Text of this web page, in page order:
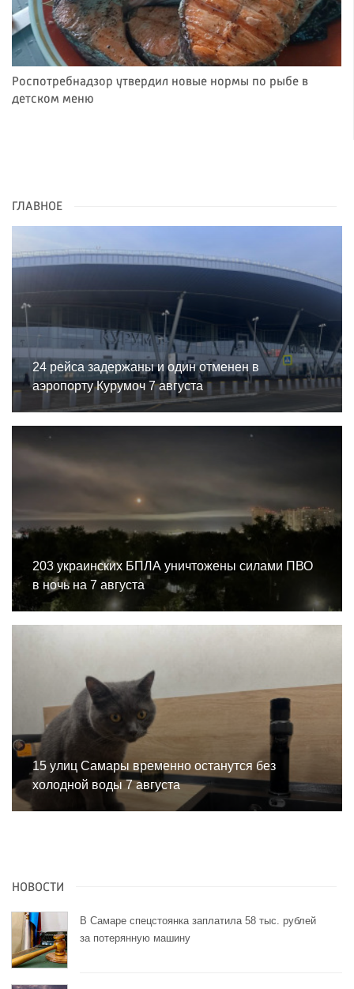
Роспотребнадзор утвердил новые нормы по рыбе в
детском меню
ГЛАВНОЕ
24 рейса задержаны и один отменен в
аэропорту Курумоч 7 августа
203 украинских БПЛА уничтожены силами ПВО
в ночь на 7 августа
15 улиц Самары временно останутся без
холодной воды 7 августа
НОВОСТИ
В Самаре спецстоянка заплатила 58 тыс. рублей
за потерянную машину